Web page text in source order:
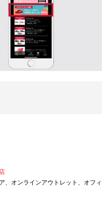
、オンラインアウトレット、オフィ